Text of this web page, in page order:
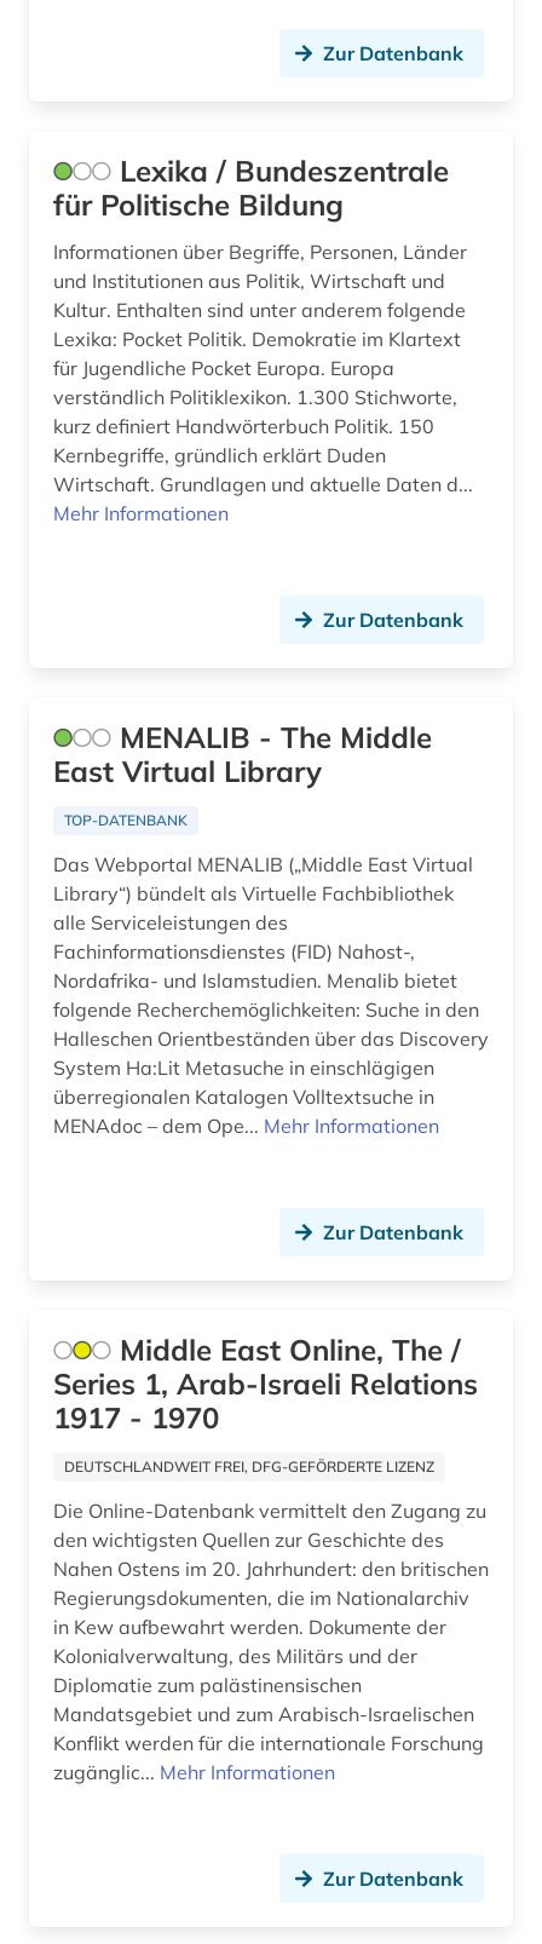
Zur Datenbank
Lexika / Bundeszentrale
für Politische Bildung
Informationen über Begriffe, Personen, Länder
und Institutionen aus Politik, Wirtschaft und
Kultur. Enthalten sind unter anderem folgende
Lexika: Pocket Politik. Demokratie im Klartext
für Jugendliche Pocket Europa. Europa
verständlich Politiklexikon. 1.300 Stichworte,
kurz definiert Handwörterbuch Politik. 150
Kernbegriffe, gründlich erklärt Duden
Wirtschaft. Grundlagen und aktuelle Daten d...
Mehr Informationen
Zur Datenbank
MENALIB - The Middle
East Virtual Library
TOP-DATENBANK
Das Webportal MENALIB („Middle East Virtual
Library“) bündelt als Virtuelle Fachbibliothek
alle Serviceleistungen des
Fachinformationsdienstes (FID) Nahost-,
Nordafrika- und Islamstudien. Menalib bietet
folgende Recherchemöglichkeiten: Suche in den
Halleschen Orientbeständen über das Discovery
System Ha:Lit Metasuche in einschlägigen
überregionalen Katalogen Volltextsuche in
MENAdoc – dem Ope... Mehr Informationen
Zur Datenbank
Middle East Online, The /
Series 1, Arab-Israeli Relations
1917 - 1970
DEUTSCHLANDWEIT FREI, DFG-GEFÖRDERTE LIZENZ
Die Online-Datenbank vermittelt den Zugang zu
den wichtigsten Quellen zur Geschichte des
Nahen Ostens im 20. Jahrhundert: den britischen
Regierungsdokumenten, die im Nationalarchiv
in Kew aufbewahrt werden. Dokumente der
Kolonialverwaltung, des Militärs und der
Diplomatie zum palästinensischen
Mandatsgebiet und zum Arabisch-Israelischen
Konflikt werden für die internationale Forschung
zugänglic... Mehr Informationen
Zur Datenbank